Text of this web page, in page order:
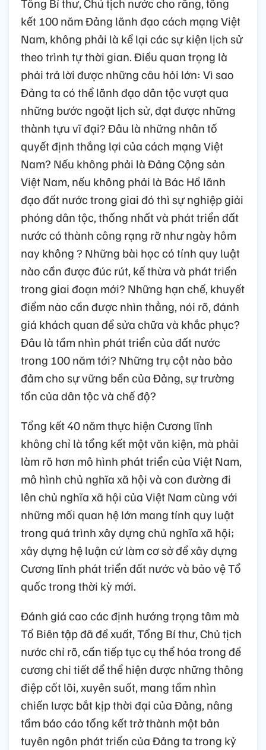
Tổng Bí thư, Chủ tịch nước cho rằng, tổng
kết 100 năm Đảng lãnh đạo cách mạng Việt
Nam, không phải là kể lại các sự kiện lịch sử
theo trình tự thời gian. Điều quan trọng là
phải trả lời được những câu hỏi lớn: Vì sao
Đảng ta có thể lãnh đạo dân tộc vượt qua
những bước ngoặt lịch sử, đạt được những
thành tựu vĩ đại? Đâu là những nhân tố
quyết định thắng lợi của cách mạng Việt
Nam? Nếu không phải là Đảng Cộng sản
Việt Nam, nếu không phải là Bác Hồ lãnh
đạo đất nước trong giai đó thì sự nghiệp giải
phóng dân tộc, thống nhất và phát triển đất
nước có thành công rạng rỡ như ngày hôm
nay không ? Những bài học có tính quy luật
nào cần được đúc rút, kế thừa và phát triển
trong giai đoạn mới? Những hạn chế, khuyết
điểm nào cần được nhìn thẳng, nói rõ, đánh
giá khách quan để sửa chữa và khắc phục?
Đâu là tầm nhìn phát triển của đất nước
trong 100 năm tới? Những trụ cột nào bảo
đảm cho sự vững bền của Đảng, sự trường
tồn của dân tộc và chế độ?
Tổng kết 40 năm thực hiện Cương lĩnh
không chỉ là tổng kết một văn kiện, mà phải
làm rõ hơn mô hình phát triển của Việt Nam,
mô hình chủ nghĩa xã hội và con đường đi
lên chủ nghĩa xã hội của Việt Nam cùng với
những mối quan hệ lớn mang tính quy luật
trong quá trình xây dựng chủ nghĩa xã hội;
xây dựng hệ luận cứ làm cơ sở để xây dựng
Cương lĩnh phát triển đất nước và bảo vệ Tổ
quốc trong thời kỳ mới.
Đánh giá cao các định hướng trọng tâm mà
Tổ Biên tập đã đề xuất, Tổng Bí thư, Chủ tịch
nước chỉ rõ, cần tiếp tục cụ thể hóa trong đề
cương chi tiết để thể hiện được những thông
điệp cốt lõi, xuyên suốt, mang tầm nhìn
chiến lược bắt kịp thời đại của Đảng, nâng
tầm báo cáo tổng kết trở thành một bản
tuyên ngôn phát triển của Đảng ta trong kỷ